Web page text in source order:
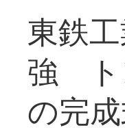
東鉄
強 ト
の完